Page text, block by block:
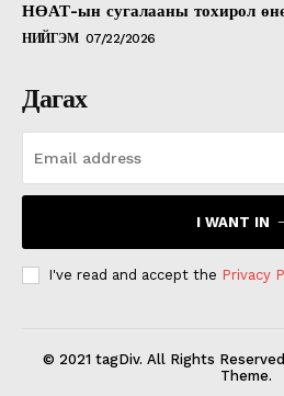
НӨАТ-ын сугалааны тохирол
НИЙГЭМ 07/22/2026
Дагах
I WANT IN
I've read and accept the Privacy
© 2021 tagDiv. All Rights
Theme.